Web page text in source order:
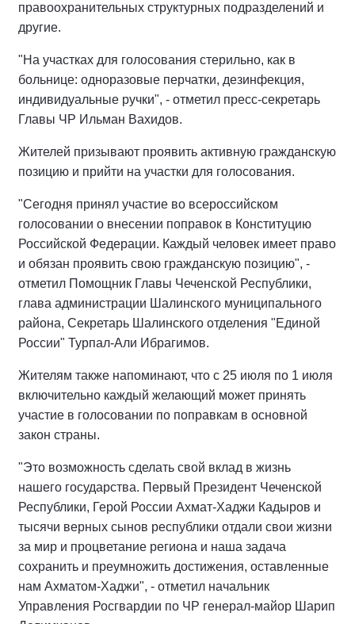
правоохранительных структурных подразделений и
другие.
"На участках для голосования стерильно, как в
больнице: одноразовые перчатки, дезинфекция,
индивидуальные ручки", - отметил пресс-секретарь
Главы ЧР Ильман Вахидов.
Жителей призывают проявить активную гражданскую
позицию и прийти на участки для голосования.
"Сегодня принял участие во всероссийском
голосовании о внесении поправок в Конституцию
Российской Федерации. Каждый человек имеет право
и обязан проявить свою гражданскую позицию", -
отметил Помощник Главы Чеченской Республики,
глава администрации Шалинского муниципального
района, Секретарь Шалинского отделения "Единой
России" Турпал-Али Ибрагимов.
Жителям также напоминают, что с 25 июля по 1 июля
включительно каждый желающий может принять
участие в голосовании по поправкам в основной
закон страны.
"Это возможность сделать свой вклад в жизнь
нашего государства. Первый Президент Чеченской
Республики, Герой России Ахмат-Хаджи Кадыров и
тысячи верных сынов республики отдали свои жизни
за мир и процветание региона и наша задача
сохранить и преумножить достижения, оставленные
нам Ахматом-Хаджи", - отметил начальник
Управления Росгвардии по ЧР генерал-майор Шарип